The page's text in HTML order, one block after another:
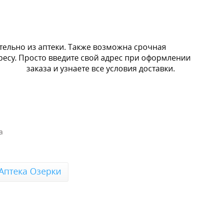
из аптеки. Также возможна срочная
Просто введите свой адрес при оформлении
заказа и узнаете все условия доставки.
Озерки